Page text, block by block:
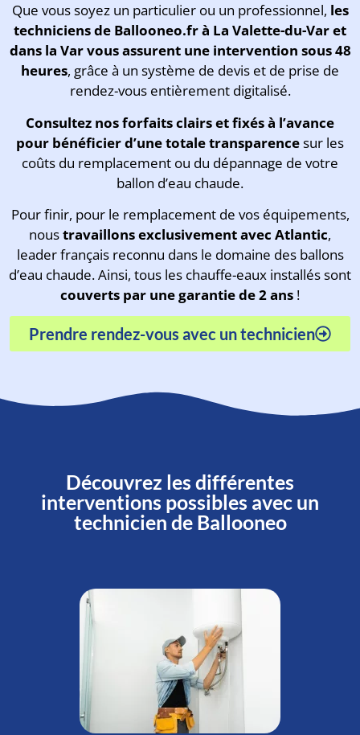
Que vous soyez un particulier ou un professionnel, les
techniciens de Ballooneo.fr à La Valette-du-Var et
dans la Var vous assurent une intervention sous 48
heures, grâce à un système de devis et de prise de
rendez-vous entièrement digitalisé.
Consultez nos forfaits clairs et fixés à l’avance
pour bénéficier d’une totale transparencesur les
coûts du remplacement ou du dépannage de votre
ballon d’eau chaude.
Pour finir, pour le remplacement de vos équipements,
noustravaillons exclusivement avec Atlantic,
leader français reconnu dans le domaine des ballons
d’eau chaude. Ainsi, tous les chauffe-eaux installés sont
couverts par une garantie de 2 ans !
Prendre rendez-vous avec un technicien
Découvrez les différentes
interventions possibles avec un
technicien de Ballooneo